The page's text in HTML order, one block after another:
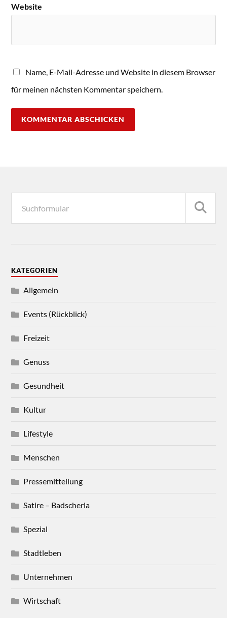
Website
Name, E-Mail-Adresse und Website in diesem Browser
für meinen nächsten Kommentar speichern.
KATEGORIEN
Allgemein
Events (Rückblick)
Freizeit
Genuss
Gesundheit
Kultur
Lifestyle
Menschen
Pressemitteilung
Satire – Badscherla
Spezial
Stadtleben
Unternehmen
Wirtschaft